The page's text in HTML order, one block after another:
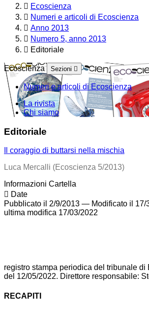
Ecoscienza
Numeri e articoli di Ecoscienza
Anno 2013
Numero 5, anno 2013
Editoriale
Ecoscienza Sezioni
Numeri e articoli di Ecoscienza
La rivista
Chi siamo
Editoriale
Il coraggio di buttarsi nella mischia
Luca Mercalli (Ecoscienza 5/2013)
Informazioni Cartella
Date
Pubblicato il 2/9/2013 — Modificato il 17/
ultima modifica 17/03/2022
registro stampa periodica del tribunale di
del 12/05/2022. Direttore responsabile:
RECAPITI